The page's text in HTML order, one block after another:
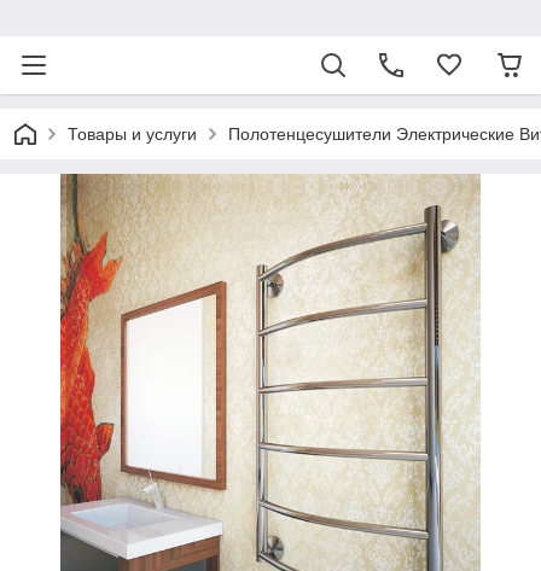
Товары и услуги Полотенцесушители Электрические